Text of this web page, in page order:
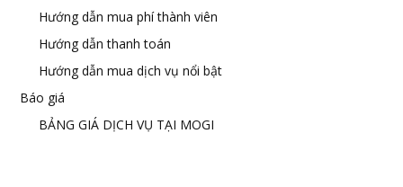
Hướng dẫn mua phí thành viên
Hướng dẫn thanh toán
Hướng dẫn mua dịch vụ nổi bật
Báo giá
BẢNG GIÁ DỊCH VỤ TẠI MOGI